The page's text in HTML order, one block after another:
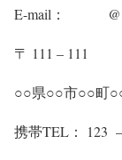
E-mail：
〒 111 – 111
○○県○○市○○町
携帯TEL： 123